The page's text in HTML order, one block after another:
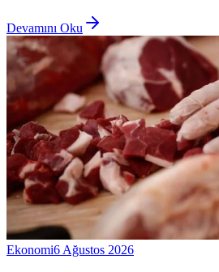
Devamını Oku
Ekonomi6 Ağustos 2026